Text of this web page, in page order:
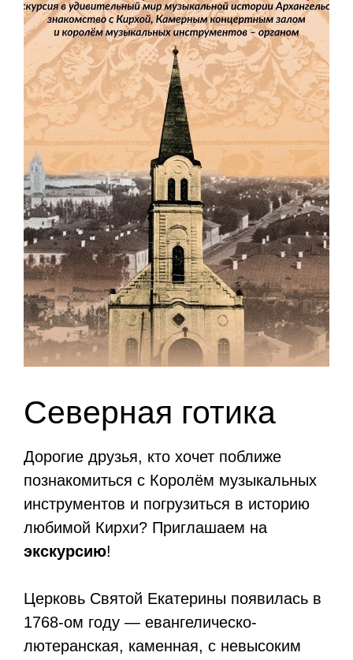
Северная готика
Дорогие друзья, кто хочет поближе
познакомиться с Королём музыкальных
инструментов и погрузиться в историю
любимой Кирхи? Приглашаем на
экскурсию!
Церковь Святой Екатерины появилась в
1768-ом году — евангелическо-
лютеранская, каменная, с невысоким